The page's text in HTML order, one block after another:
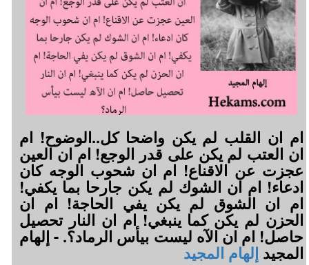
ام ان القلب لم يكن واضحا كل..الوضوح! ام
ان العتب لم يكن على قدر الوجع! ام ان العين
عجزت عن الاقناع! ام ان شحوب الوجه كان
ادعاء! ام ان الشوك لم يكن جارحا بما يكفي!
ام ان الشوق لم يكن يفي الحاجة! ام ان
الحزن لم يكن كما ينبغي! ام ان النار تحصيل
حاصل! ام ان الآه ليست بيأس الرماد؟. - إلهام
المجيد إلهام المجيد